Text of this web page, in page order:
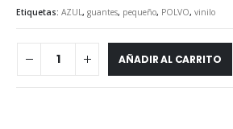
Etiquetas: AZUL , guantes, pequeño, POLVO, vinilo
AÑADIR AL CARRITO